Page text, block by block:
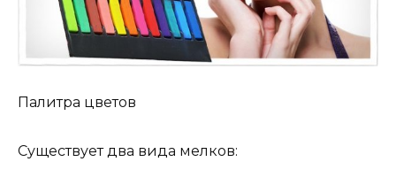
Палитра цветов
Существует два вида мелков: